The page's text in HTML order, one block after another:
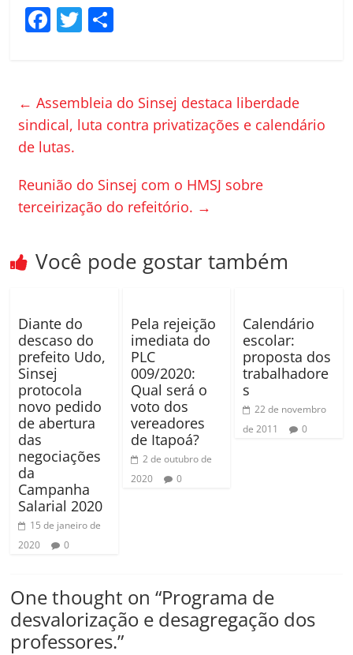
F
e
b
o
o
k
T
er p
ar
ar
← Assembleia do Sinsej destaca liberdade
sindical, luta contra privatizações e calendário
de lutas.
Reunião do Sinsej com o HMSJ sobre
terceirização do refeitório. →
Você pode gostar também
Diante do
descaso do
prefeito Udo,
Sinsej
protocola
novo pedido
de abertura
das
negociações
da
Campanha
Salarial 2020
15 de janeiro de
2020
0
Pela rejeição
imediata do
PLC
009/2020:
Qual será o
voto dos
vereadores
de Itapoá?
2 de outubro de
2020
0
Calendário
escolar:
proposta dos
trabalhadore
s
22 de novembro
de 2011
0
One thought on “Programa de
desvalorização e desagregação dos
professores.”